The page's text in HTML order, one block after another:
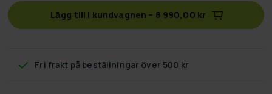
Lägg till i kundvagnen – 8 990,00 kr
Fri frakt på beställningar över 500 kr